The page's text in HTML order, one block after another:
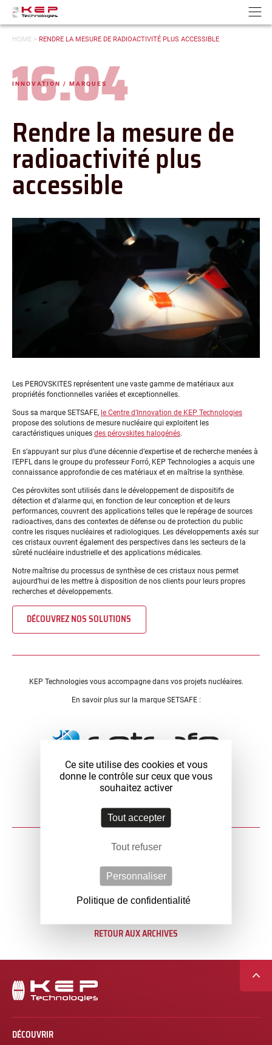
Aller au contenu
VOUS
HOME> RENDRE LA MESURE DE RADIOACTIVITÉ PLUS ACCESSIBLE
Rendre la mesure de
radioactivité plus
accessible
Date :
16.04
INNOVATION / MARQUES
Les PEROVSKITES représentent une vaste gamme de matériaux aux
propriétés fonctionnelles variées et exceptionnelles.
Sous sa marque SETSAFE, le Centre d’Innovation de KEP Technologies
propose des solutions de mesure nucléaire qui exploitent les
caractéristiques uniques des pérovskites halogénés.
En s’appuyant sur plus d’une décennie d’expertise et de recherche menées à
l’EPFL dans le groupe du professeur Forró, KEP Technologies a acquis une
connaissance approfondie de ces matériaux et en maîtrise la synthèse.
Ces pérovkites sont utilisés dans le développement de dispositifs de
détection et d’alarme qui, en fonction de leur conception et de leurs
performances, couvrent des applications telles que le repérage de sources
radioactives, dans des contextes de défense ou de protection du public
contre les risques nucléaires et radiologiques. Les développements axés sur
ces cristaux ouvrent également des perspectives dans les secteurs de la
sûreté nucléaire industrielle et des applications médicales.
Notre maîtrise du processus de synthèse de ces cristaux nous permet
aujourd’hui de les mettre à disposition de nos clients pour leurs propres
recherches et développements.
DÉCOUVREZ NOS SOLUTIONS
KEP Technologies vous accompagne dans vos projets nucléaires.
En savoir plus sur la marque SETSAFE :
SETSAFE
précédent :
Bonne année 2025 !
Bonne année 2024!
RETOUR AUX ARCHIVES
Navigation
secondaire
DÉCOUVRIR
Panneau de gestion des cookies
Ce site utilise des cookies et vous
donne le contrôle sur ceux que vous
souhaitez activer
Tout accepter
Tout refuser
Personnaliser
Politique de confidentialité